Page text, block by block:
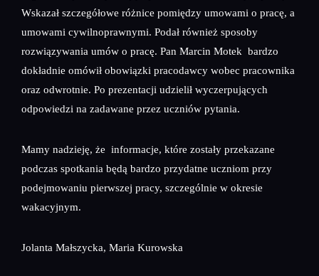
Wskazał szczegółowe różnice pomiędzy umowami o pracę, a
umowami cywilnoprawnymi. Podał również sposoby
rozwiązywania umów o pracę. Pan Marcin Motek bardzo
dokładnie omówił obowiązki pracodawcy wobec pracownika
oraz odwrotnie. Po prezentacji udzielił wyczerpujących
odpowiedzi na zadawane przez uczniów pytania.
Mamy nadzieję, że informacje, które zostały przekazane
podczas spotkania będą bardzo przydatne uczniom przy
podejmowaniu pierwszej pracy, szczególnie w okresie
wakacyjnym.
Jolanta Małszycka, Maria Kurowska